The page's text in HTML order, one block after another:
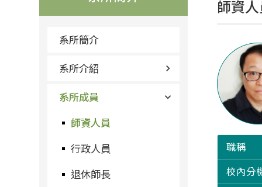
系所簡介
系所介紹
系所成員
師資人員
行政人員
退休師長
師資
職稱
校內分